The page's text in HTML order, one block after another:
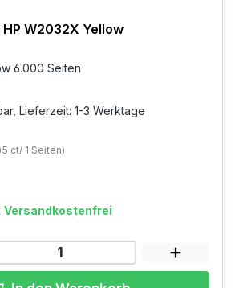
W2032X Yellow
6.000 Seiten
Lieferzeit: 1-3 Werktage
ct/ 1 Seiten)
Versandkostenfrei